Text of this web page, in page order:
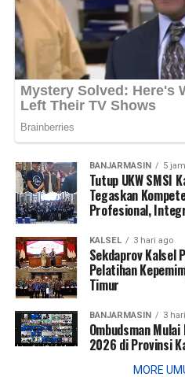
meningkatkan kewaspadaan
kendaraan serta segera
adanya tindak kejahatan di
Views: 29
Bagikan ke
Messenger 0
ketertiban dan mempercepat
berkelanjutan di Kabupaten
Tengah,” ujarnya. (Ujg/SB)
Views: 38
Bagikan ke
Messenger 0
BANJARMASIN 5
Tutup UKW SMSI
Tegaskan
Profesional,
KALSEL 3 hari ago
Sekdaprov Kalsel
Pelatihan
Timur
BANJARMASIN 3
Ombudsman
2026 di Provinsi
MORE